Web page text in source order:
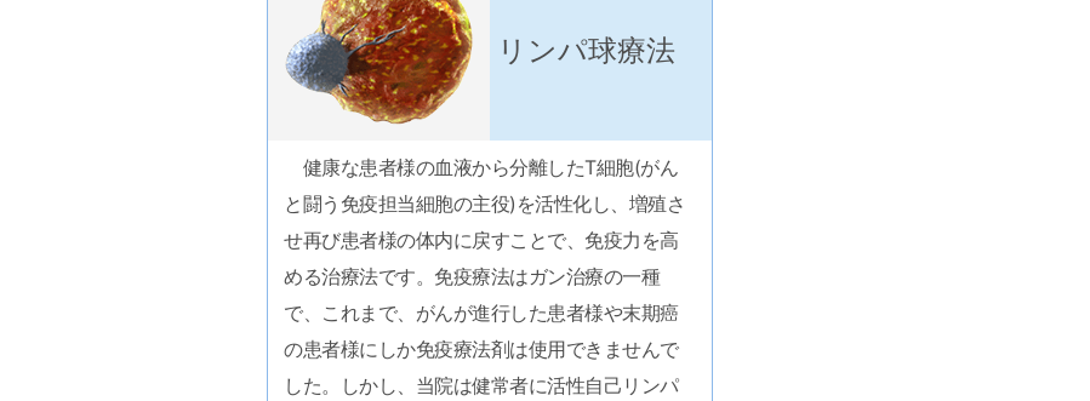
リンパ球療法
健康な患者様の血液から分離したT細胞(がん
と闘う免疫担当細胞の主役)を活性化し、増殖さ
せ再び患者様の体内に戻すことで、免疫力を高
める治療法です。免疫療法はガン治療の一種
で、これまで、がんが進行した患者様や末期癌
の患者様にしか免疫療法剤は使用できませんで
した。しかし、当院は健常者に活性自己リンパ